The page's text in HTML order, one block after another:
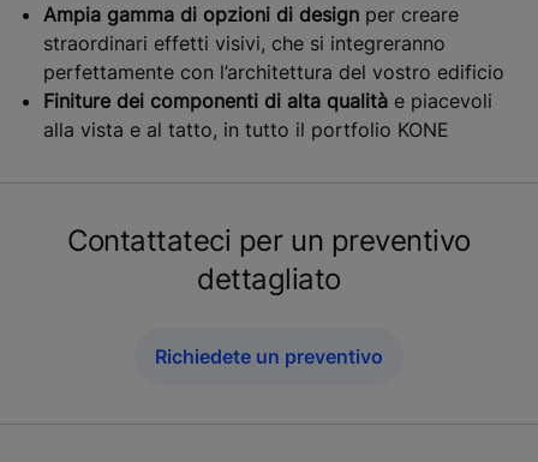
Ampia gamma di opzioni di design per creare
straordinari effetti visivi, che si integreranno
perfettamente con l’architettura del vostro edificio
Finiture dei componenti di alta qualità e piacevoli
alla vista e al tatto, in tutto il portfolio KONE
Contattateci per un preventivo
dettagliato
Richiedete un preventivo